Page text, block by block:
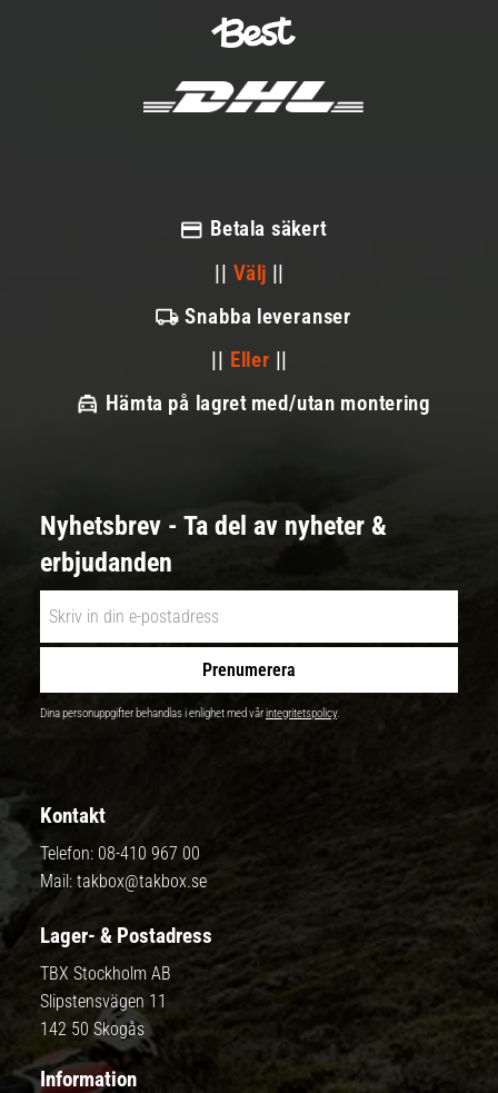
Betala säkert
|| Välj ||
Snabba leveranser
|| Eller ||
Hämta på lagret med/utan montering
Nyhetsbrev - Ta del av nyheter &
erbjudanden
Prenumerera
Dina personuppgifter behandlas i enlighet med vårintegritetspolicy.
Kontakt
Telefon: 08-410 967 00
Mail: takbox@takbox.se
Lager- & Postadress
TBX Stockholm AB
Slipstensvägen 11
142 50 Skogås
Information